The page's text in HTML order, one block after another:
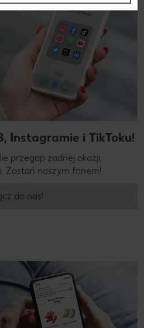
Instagramie i TikToku!
przegap żadnej okazji,
Zostań naszym fanem!
do nas!